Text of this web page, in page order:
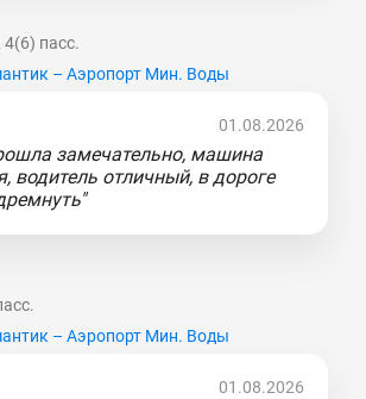
пасс.
– Аэропорт Мин. Воды
01.08.2026
замечательно, машина
водитель отличный, в дороге
– Аэропорт Мин. Воды
01.08.2026